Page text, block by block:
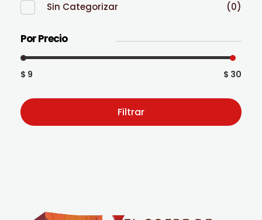
Sin Categorizar
(0)
Por Precio
$ 9 $ 30
Filtrar